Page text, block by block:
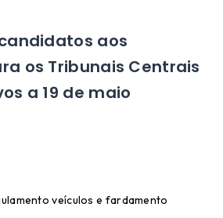
aos
os Tribunais Centrais
a 19 de maio